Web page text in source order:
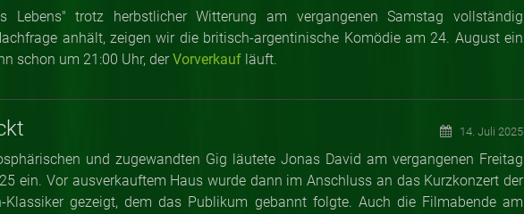
Lebens" trotz herbstlicher Witterung am vergangenen Samstag vollständig
anhält, zeigen wir die britisch-argentinische Komödie am 24. August ein
schon um 21:00 Uhr, derVorverkauf läuft.
14. Juli 2025
und zugewandten Gig läutete Jonas David am vergangenen Freitag
ein. Vor ausverkauftem Haus wurde dann im Anschluss an das Kurzkonzert der
Klassiker gezeigt, dem das Publikum gebannt folgte. Auch die Filmabende am